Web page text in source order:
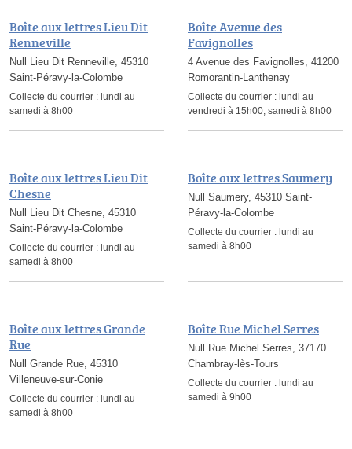
Boîte aux lettres Lieu Dit
Renneville
Null Lieu Dit Renneville, 45310
Saint-Péravy-la-Colombe
Collecte du courrier : lundi au
samedi à 8h00
Boîte Avenue des
Favignolles
4 Avenue des Favignolles, 41200
Romorantin-Lanthenay
Collecte du courrier : lundi au
vendredi à 15h00, samedi à 8h00
Boîte aux lettres Lieu Dit
Chesne
Null Lieu Dit Chesne, 45310
Saint-Péravy-la-Colombe
Collecte du courrier : lundi au
samedi à 8h00
Boîte aux lettres Saumery
Null Saumery, 45310 Saint-
Péravy-la-Colombe
Collecte du courrier : lundi au
samedi à 8h00
Boîte aux lettres Grande
Rue
Null Grande Rue, 45310
Villeneuve-sur-Conie
Collecte du courrier : lundi au
samedi à 8h00
Boîte Rue Michel Serres
Null Rue Michel Serres, 37170
Chambray-lès-Tours
Collecte du courrier : lundi au
samedi à 9h00